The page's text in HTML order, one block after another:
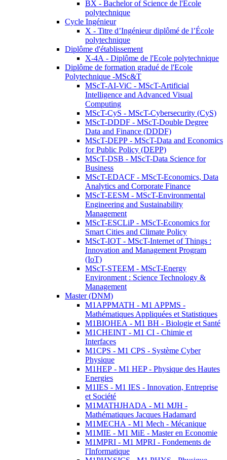
BX - Bachelor of Science de l'Ecole
polytechnique
Cycle Ingénieur
X - Titre d’Ingénieur diplômé de l’École
polytechnique
Diplôme d'établissement
X-4A - Diplôme de l'Ecole polytechnique
Diplôme de formation gradué de l'Ecole
Polytechnique -MSc&T
MScT-AI-ViC - MScT-Artificial
Intelligence and Advanced Visual
Computing
MScT-CyS - MScT-Cybersecurity (CyS)
MScT-DDDF - MScT-Double Degree
Data and Finance (DDDF)
MScT-DEPP - MScT-Data and Economics
for Public Policy (DEPP)
MScT-DSB - MScT-Data Science for
Business
MScT-EDACF - MScT-Economics, Data
Analytics and Corporate Finance
MScT-EESM - MScT-Environmental
Engineering and Sustainability
Management
MScT-ESCLiP - MScT-Economics for
Smart Cities and Climate Policy
MScT-IOT - MScT-Internet of Things :
Innovation and Management Program
(IoT)
MScT-STEEM - MScT-Energy
Environment : Science Technology &
Management
Master (DNM)
M1APPMATH - M1 APPMS -
Mathématiques Appliquées et Statistiques
M1BIOHEA - M1 BH - Biologie et Santé
M1CHEINT - M1 CI - Chimie et
Interfaces
M1CPS - M1 CPS - Système Cyber
Physique
M1HEP - M1 HEP - Physique des Hautes
Energies
M1IES - M1 IES - Innovation, Entreprise
et Société
M1MATHJHADA - M1 MJH -
Mathématiques Jacques Hadamard
M1MECHA - M1 Mech - Mécanique
M1MIE - M1 MiE - Master en Economie
M1MPRI - M1 MPRI - Fondements de
l'Informatique